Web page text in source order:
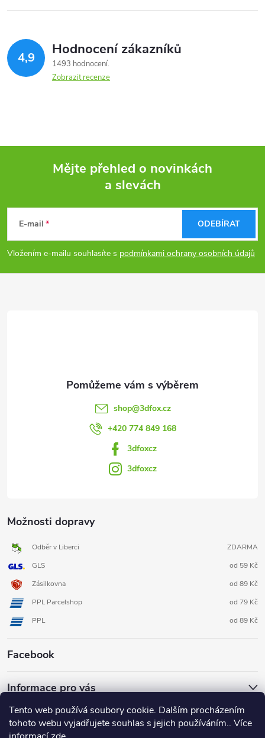
Tento web používá soubory cookie. Dalším procházením
tohoto webu vyjadřujete souhlas s jejich používáním.. Více
4,9 Hodnocení zákazníků
1493 hodnocení
Zobrazit recenze
p
Mějte přehled o novinkách
a slevách
E-mail
Vložením e-mailu souhlasíte s podmínkami ochrany osobních údajů
ODEBÍRAT
Možnosti dopravy
Odběr v Liberci
ZDARMA
GLS
od 59 Kč
Zásilkovna
od 89 Kč
PPL Parcelshop
od 79 Kč
PPL
od 89 Kč
Facebook
Informace pro vás
shop@3dfox.cz
+420 774 849 168
3dfoxcz
3dfoxcz